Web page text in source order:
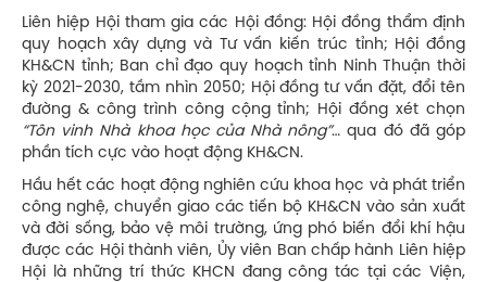
Liên hiệp Hội tham gia các Hội đồng: Hội đồng thẩm định
quy hoạch xây dựng và Tư vấn kiến trúc tỉnh; Hội đồng
KH&CN tỉnh; Ban chỉ đạo quy hoạch tỉnh Ninh Thuận thời
kỳ 2021-2030, tầm nhìn 2050; Hội đồng tư vấn đặt, đổi tên
đường & công trình công cộng tỉnh; Hội đồng xét chọn
“Tôn vinh Nhà khoa học của Nhà nông”… qua đó đã góp
phần tích cực vào hoạt động KH&CN.
Hầu hết các hoạt động nghiên cứu khoa học và phát triển
công nghệ, chuyển giao các tiến bộ KH&CN vào sản xuất
và đời sống, bảo vệ môi trường, ứng phó biến đổi khí hậu
được các Hội thành viên, Ủy viên Ban chấp hành Liên hiệp
Hội là những trí thức KHCN đang công tác tại các Viện,